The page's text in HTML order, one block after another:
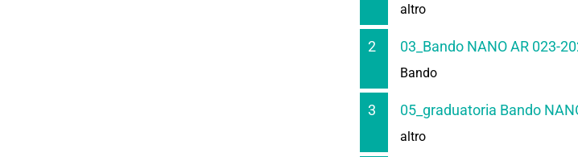
altro
2 03_Bando NANO AR 023-
Bando
3 05_graduatoria Bando
altro